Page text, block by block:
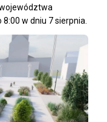
w dniu 7 sierpnia.